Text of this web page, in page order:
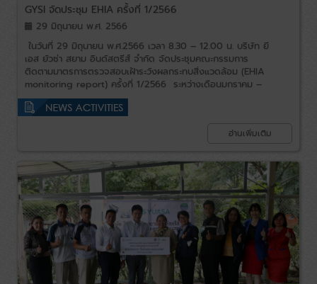
GYSI จัดประชุม EHIA ครั้งที่ 1/2566
29 มิถุนายน พ.ศ. 2566
ในวันที่ 29 มิถุนายน พ.ศ.2566 เวลา 8.30 – 12.00 น. บริษัท ยี
เอส ยัวซ่า สยาม อินดัสตรีส์ จำกัด จัดประชุมคณะกรรมการ
ติดตามมาตรการ​ตรวจสอบเฝ้าระวังผลกระทบสิ่งแวดล้อม ​(EHIA
monitoring report) ครั้งที่ 1/2566 ​​ ระหว่างเดือนมกราคม –
ธันวาคม พ.ศ. 2565​ โดยมีหน่วยงานราชการ, ผู้นำชุมชน, ชาวบ้าน
ในรัศมี 5 กิโลเมตร เข้าร่วมประชุมจำนวน 25 ท่าน ทางบริษัทฯ
อ่านเพิ่มเติม